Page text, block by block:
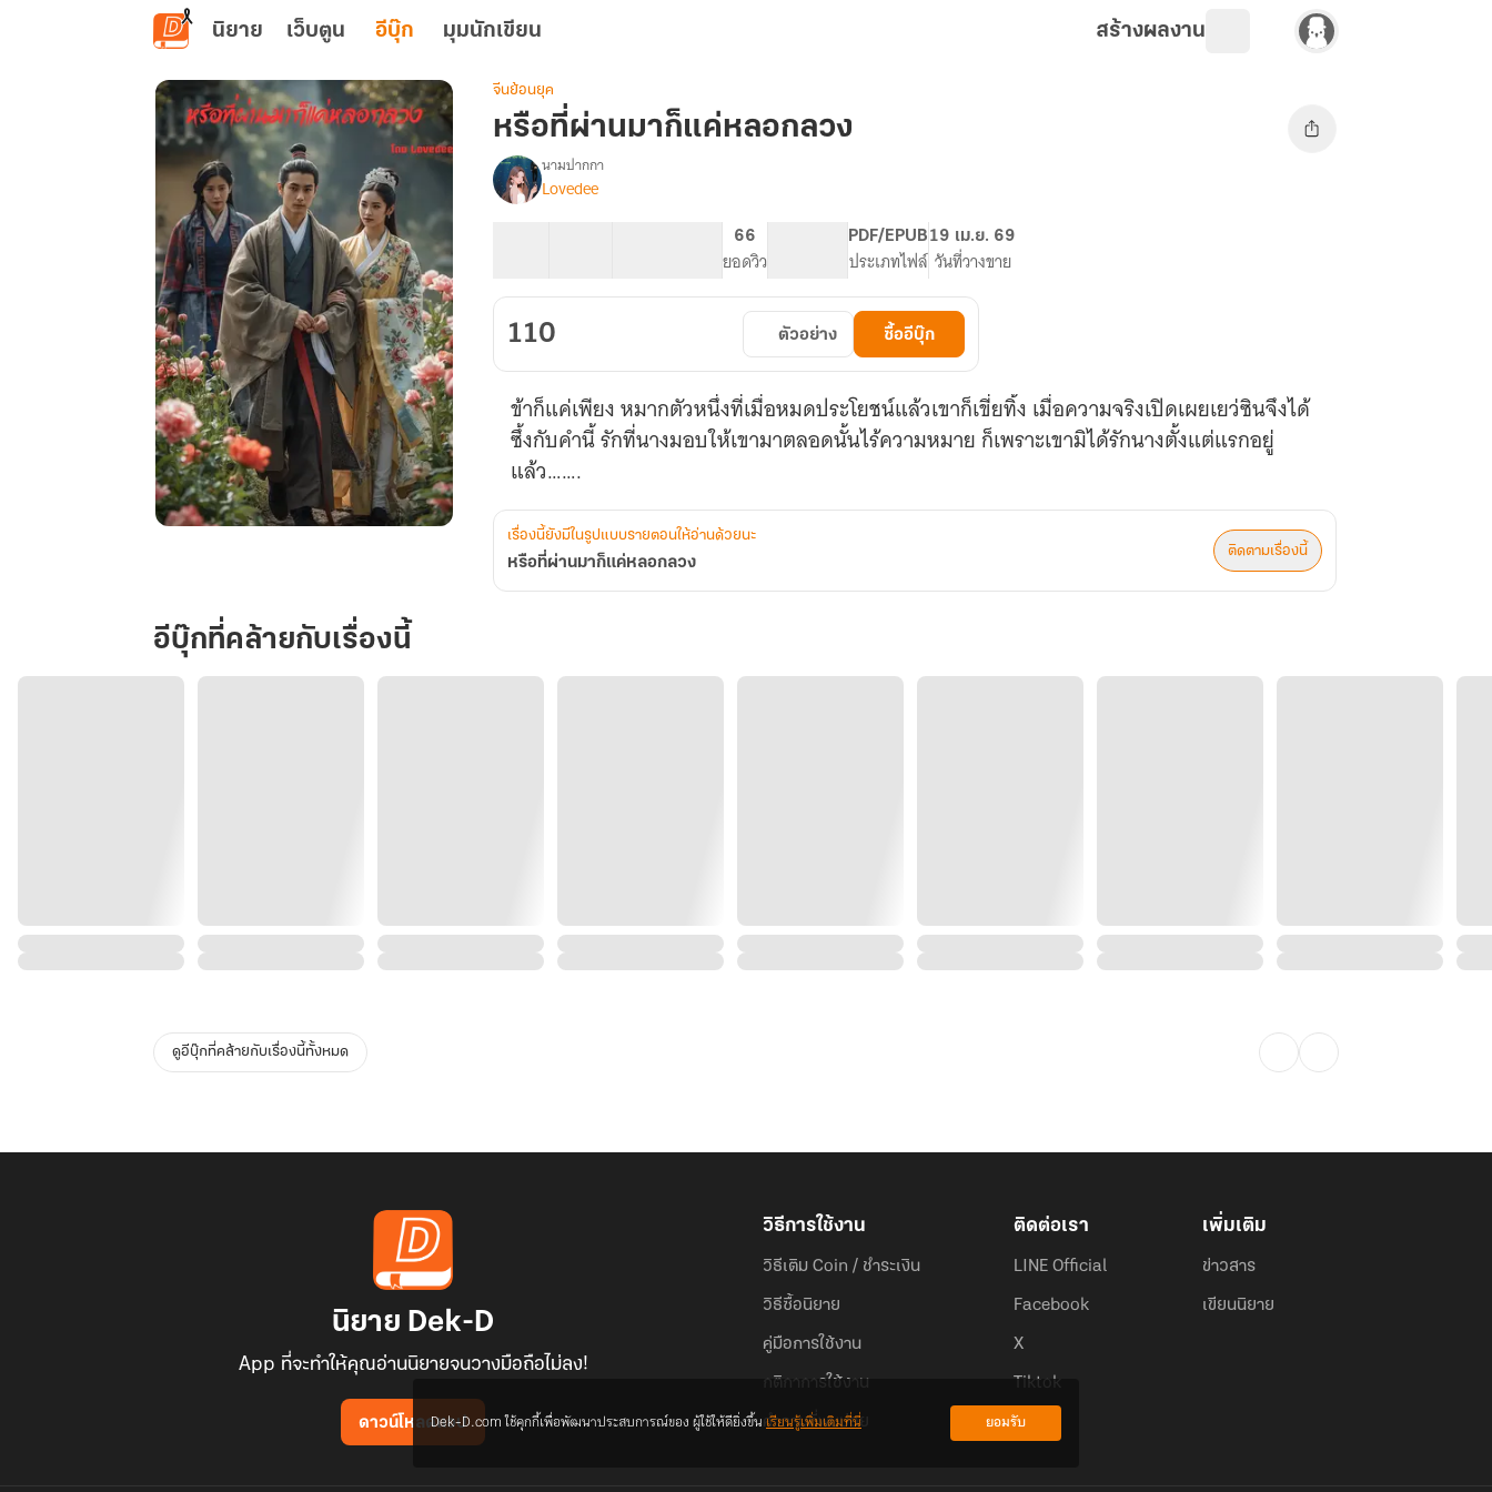
ข้ามไปยังเนื้อหาหลัก
นิยาย เว็บตูน อีบุ๊ก มุมนักเขียน สร้างผลงาน
มา
ก็
แค่
จีนย้อนยุค
หรือที่ผ่านมาก็แค่หลอกลวง
เรื่อง
หรือ
ก็
แค่
หลอก
ลวง
นามปากกา
Lovedee
66
ยอดวิว
PDF/EPUB
ประเภทไฟล์
19 เม.ย. 69
วันที่วางขาย
110 ตัวอย่าง ซื้ออีบุ๊ก
ข้าก็แค่เพียง หมากตัวหนึ่งที่เมื่อหมดประโยชน์แล้วเขาก็เขี่ยทิ้ง เมื่อความจริงเปิดเผยเยว่ซินจึงได้
ซึ้งกับคำนี้ รักที่นางมอบให้เขามาตลอดนั้นไร้ความหมาย ก็เพราะเขามิได้รักนางตั้งแต่แรกอยู่
แล้ว…….
เรื่องนี้ยังมีในรูปแบบรายตอนให้อ่านด้วยนะ
หรือที่ผ่านมาก็แค่หลอกลวง
ติดตามเรื่องนี้
อีบุ๊กที่คล้ายกับเรื่องนี้
ดูอีบุ๊กที่คล้ายกับเรื่องนี้ทั้งหมด
นิยาย Dek-D
App ที่จะทำให้คุณอ่านนิยายจนวางมือถือไม่ลง!
ดาวน์โหลดแอป
วิธีการใช้งาน
วิธีเติม Coin / ชำระเงิน
วิธีซื้อนิยาย
คู่มือการใช้งาน
กติกาการใช้งาน
คำถามที่พบบ่อย
ติดต่อเรา
LINE Official
Facebook
X
Tiktok
เพิ่มเติม
ข่าวสาร
เขียนนิยาย
Dek-D.com ใช้คุกกี้เพื่อพัฒนาประสบการณ์ของ ผู้ใช้ให้ดียิ่งขึ้นเรียนรู้เพิ่มเติมที่นี่ ยอมรับ